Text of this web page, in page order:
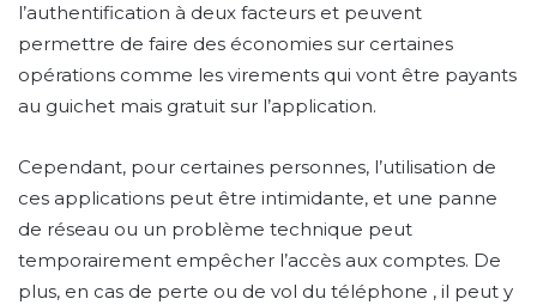
l’authentification à deux facteurs et peuvent
permettre de faire des économies sur certaines
opérations comme les virements qui vont être payants
au guichet mais gratuit sur l’application.
Cependant, pour certaines personnes, l’utilisation de
ces applications peut être intimidante, et une panne
de réseau ou un problème technique peut
temporairement empêcher l’accès aux comptes. De
plus, en cas de perte ou de vol du téléphone , il peut y